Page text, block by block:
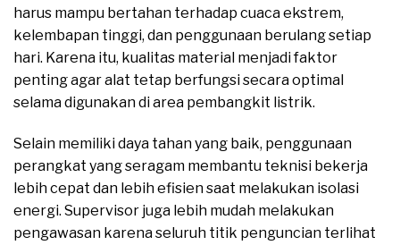
harus mampu bertahan terhadap cuaca ekstrem,
kelembapan tinggi, dan penggunaan berulang setiap
hari. Karena itu, kualitas material menjadi faktor
penting agar alat tetap berfungsi secara optimal
selama digunakan di area pembangkit listrik.
Selain memiliki daya tahan yang baik, penggunaan
perangkat yang seragam membantu teknisi bekerja
lebih cepat dan lebih efisien saat melakukan isolasi
energi. Supervisor juga lebih mudah melakukan
pengawasan karena seluruh titik penguncian terlihat